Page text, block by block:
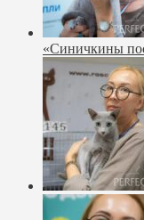
«Синичкины